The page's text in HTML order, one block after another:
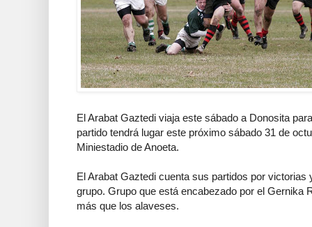
El Arabat Gaztedi viaja este sábado a Donosita
partido tendrá lugar este próximo sábado 31 de
Miniestadio de Anoeta.
El Arabat Gaztedi cuenta sus partidos por victorias
grupo. Grupo que está encabezado por el Gernika
más que los alaveses.